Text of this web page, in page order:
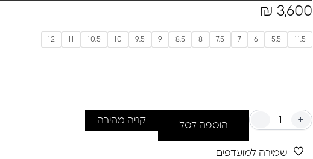
עוצמתית ומרשימה.
כל פרט בטבעת הזו נבחר בקפידה, מה שמבטיח שהיא תהיה לא רק
אביזר אופנתי אלא גם סמל של סגנון אישי ואיכות.
לאצבעות שלכם לזרוח עם טבעת קסם וינטאג' מוברשת.
₪ 3,600
11.5
5.5
6
7
7.5
8
8.5
9
9.5
10
10.5
11
12
- +
הוספה לסל קניה מהירה
שמירה למועדפים